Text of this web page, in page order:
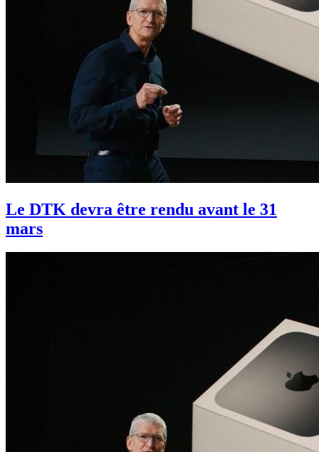
Le DTK devra être rendu avant le 31
mars